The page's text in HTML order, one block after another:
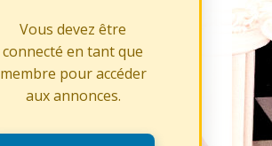
Vous devez être
connecté en tant que
membre pour accéder
aux annonces.